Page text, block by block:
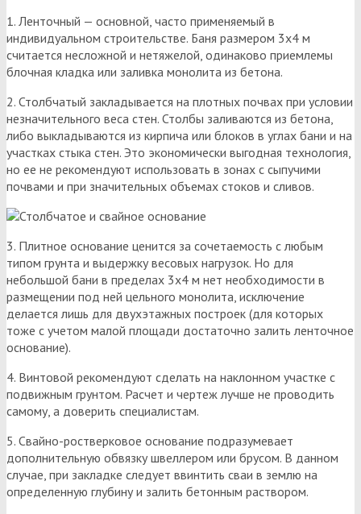
1. Ленточный — основной, часто применяемый в
индивидуальном строительстве. Баня размером 3х4 м
считается несложной и нетяжелой, одинаково приемлемы
блочная кладка или заливка монолита из бетона.
2. Столбчатый закладывается на плотных почвах при условии
незначительного веса стен. Столбы заливаются из бетона,
либо выкладываются из кирпича или блоков в углах бани и на
участках стыка стен. Это экономически выгодная технология,
но ее не рекомендуют использовать в зонах с сыпучими
почвами и при значительных объемах стоков и сливов.
3. Плитное основание ценится за сочетаемость с любым
типом грунта и выдержку весовых нагрузок. Но для
небольшой бани в пределах 3х4 м нет необходимости в
размещении под ней цельного монолита, исключение
делается лишь для двухэтажных построек (для которых
тоже с учетом малой площади достаточно залить ленточное
основание).
4. Винтовой рекомендуют сделать на наклонном участке с
подвижным грунтом. Расчет и чертеж лучше не проводить
самому, а доверить специалистам.
5. Свайно-ростверковое основание подразумевает
дополнительную обвязку швеллером или брусом. В данном
случае, при закладке следует ввинтить сваи в землю на
определенную глубину и залить бетонным раствором.